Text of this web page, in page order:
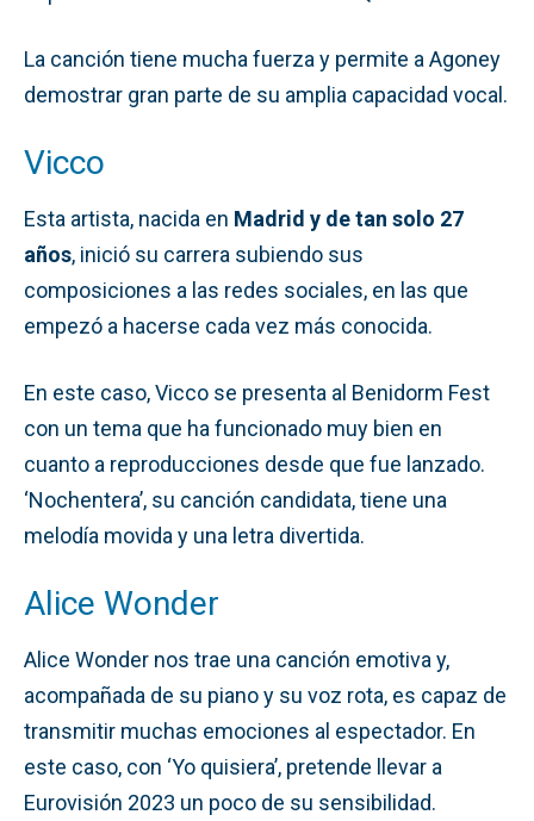
La canción tiene mucha fuerza y permite a Agoney
demostrar gran parte de su amplia capacidad vocal.
Vicco
Esta artista, nacida en Madrid y de tan solo 27
años, inició su carrera subiendo sus
composiciones a las redes sociales, en las que
empezó a hacerse cada vez más conocida.
En este caso, Vicco se presenta al Benidorm Fest
con un tema que ha funcionado muy bien en
cuanto a reproducciones desde que fue lanzado.
‘Nochentera’, su canción candidata, tiene una
melodía movida y una letra divertida.
Alice Wonder
Alice Wonder nos trae una canción emotiva y,
acompañada de su piano y su voz rota, es capaz de
transmitir muchas emociones al espectador. En
este caso, con ‘Yo quisiera’, pretende llevar a
Eurovisión 2023 un poco de su sensibilidad.